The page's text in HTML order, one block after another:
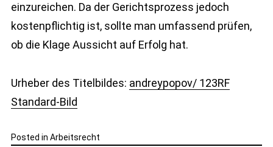
einzureichen. Da der Gerichtsprozess jedoch
kostenpflichtig ist, sollte man umfassend prüfen,
ob die Klage Aussicht auf Erfolg hat.
Urheber des Titelbildes: andreypopov/ 123RF
Standard-Bild
Posted in Arbeitsrecht